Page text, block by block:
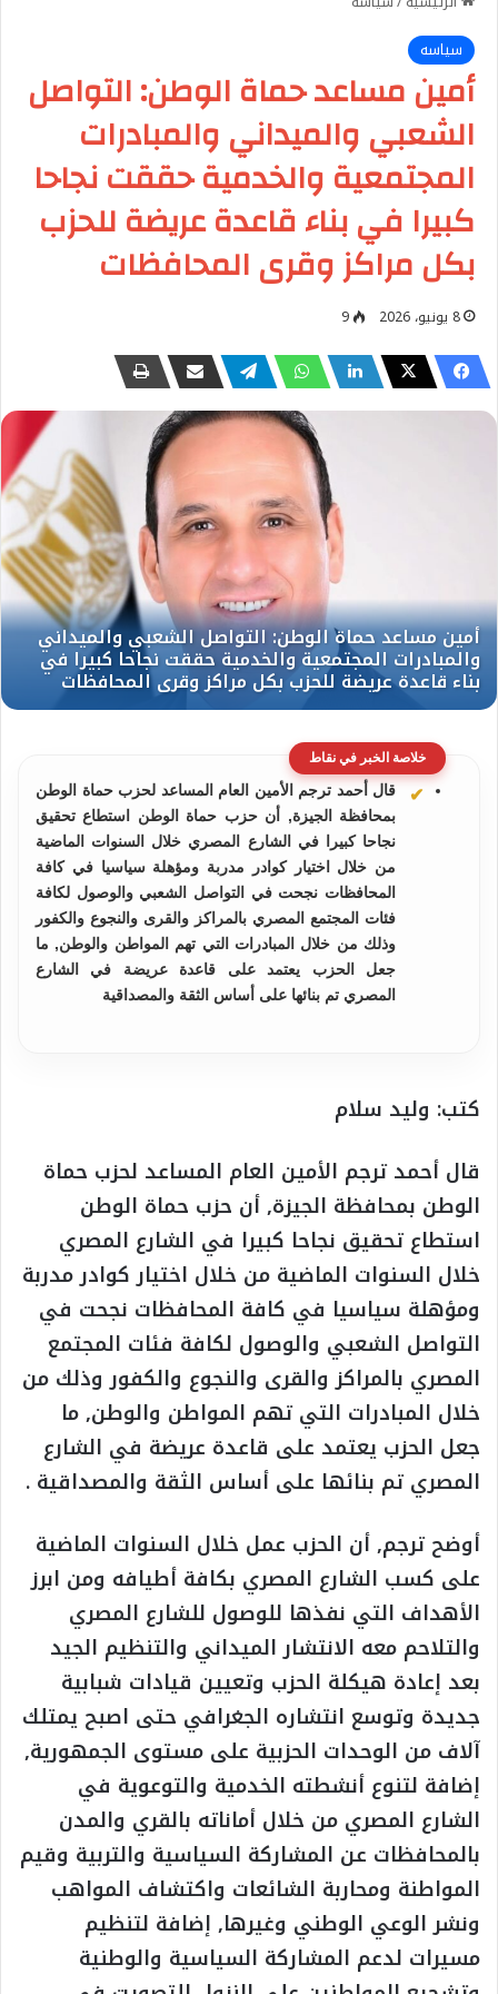
سياسه
أمين مساعد حماة الوطن: التواصل
الشعبي والميداني والمبادرات
المجتمعية والخدمية حققت نجاحا
كبيرا في بناء قاعدة عريضة للحزب
بكل مراكز وقرى المحافظات
8 يونيو، 2026 9
خلاصة الخبر في نقاط
قال أحمد ترجم الأمين العام المساعد لحزب حماة الوطن
بمحافظة الجيزة, أن حزب حماة الوطن استطاع تحقيق
نجاحا كبيرا في الشارع المصري خلال السنوات الماضية
من خلال اختيار كوادر مدربة ومؤهلة سياسيا في كافة
المحافظات نجحت في التواصل الشعبي والوصول لكافة
فئات المجتمع المصري بالمراكز والقرى والنجوع والكفور
وذلك من خلال المبادرات التي تهم المواطن والوطن, ما
جعل الحزب يعتمد على قاعدة عريضة في الشارع
المصري تم بنائها على أساس الثقة والمصداقية
كتب: وليد سلام
قال أحمد ترجم الأمين العام المساعد لحزب حماة
الوطن بمحافظة الجيزة, أن حزب حماة الوطن
استطاع تحقيق نجاحا كبيرا في الشارع المصري
خلال السنوات الماضية من خلال اختيار كوادر مدربة
ومؤهلة سياسيا في كافة المحافظات نجحت في
التواصل الشعبي والوصول لكافة فئات المجتمع
المصري بالمراكز والقرى والنجوع والكفور وذلك من
خلال المبادرات التي تهم المواطن والوطن, ما
جعل الحزب يعتمد على قاعدة عريضة في الشارع
المصري تم بنائها على أساس الثقة والمصداقية .
أوضح ترجم, أن الحزب عمل خلال السنوات الماضية
على كسب الشارع المصري بكافة أطيافه ومن ابرز
الأهداف التي نفذها للوصول للشارع المصري
والتلاحم معه الانتشار الميداني والتنظيم الجيد
بعد إعادة هيكلة الحزب وتعيين قيادات شبابية
جديدة وتوسع انتشاره الجغرافي حتى اصبح يمتلك
آلاف من الوحدات الحزبية على مستوى الجمهورية,
إضافة لتنوع أنشطته الخدمية والتوعوية في
الشارع المصري من خلال أماناته بالقري والمدن
بالمحافظات عن المشاركة السياسية والتربية وقيم
المواطنة ومحاربة الشائعات واكتشاف المواهب
ونشر الوعي الوطني وغيرها, إضافة لتنظيم
مسيرات لدعم المشاركة السياسية والوطنية